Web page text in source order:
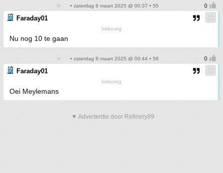
• zaterdag 8 maart 2025 @ 00:37 • 55
Faraday01
Inducing
Nu nog 10 te gaan
• zaterdag 8 maart 2025 @ 00:44 • 56
Faraday01
Inducing
Oei Meylemans
▼ Advertentie door Refinery89